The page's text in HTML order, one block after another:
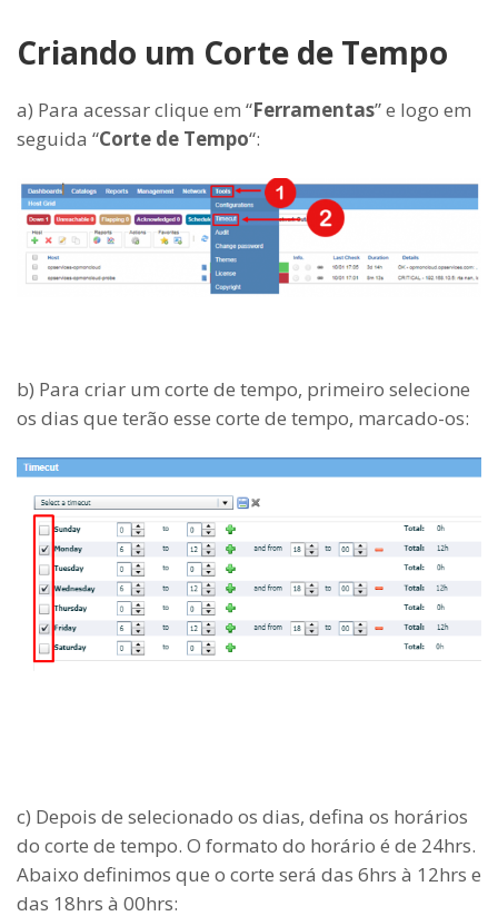
Criando um Corte de Tempo
a) Para acessar clique em “Ferramentas” e logo em
seguida “Corte de Tempo“:
b) Para criar um corte de tempo, primeiro selecione
os dias que terão esse corte de tempo, marcado-os:
c) Depois de selecionado os dias, defina os horários
do corte de tempo. O formato do horário é de 24hrs.
Abaixo definimos que o corte será das 6hrs à 12hrs e
das 18hrs à 00hrs: